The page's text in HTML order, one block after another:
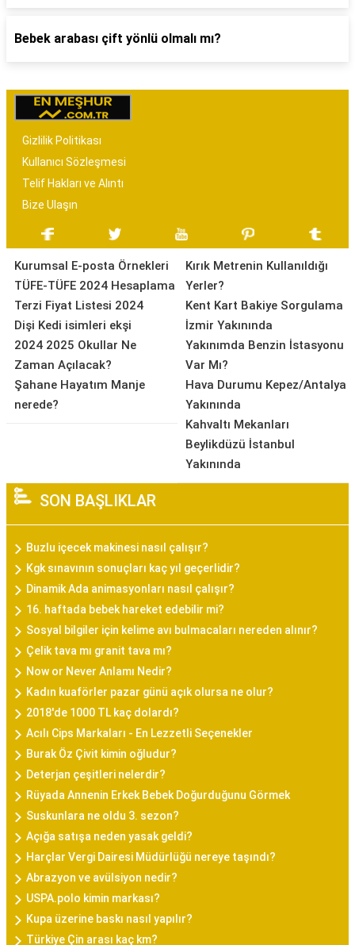
Bebek arabası çift yönlü olmalı mı?
Gizlilik Politikası
Kullanıcı Sözleşmesi
Telif Hakları ve Alıntı
Bize Ulaşın
Kurumsal E-posta Örnekleri
TÜFE-TÜFE 2024 Hesaplama
Terzi Fiyat Listesi 2024
Dişi Kedi isimleri ekşi
2024 2025 Okullar Ne
Zaman Açılacak?
Şahane Hayatım Manje
nerede?
Kırık Metrenin Kullanıldığı
Yerler?
Kent Kart Bakiye Sorgulama
İzmir Yakınında
Yakınımda Benzin İstasyonu
Var Mı?
Hava Durumu Kepez/Antalya
Yakınında
Kahvaltı Mekanları
Beylikdüzü İstanbul
Yakınında
SON BAŞLIKLAR
Buzlu içecek makinesi nasıl çalışır?
Kgk sınavının sonuçları kaç yıl geçerlidir?
Dinamik Ada animasyonları nasıl çalışır?
16. haftada bebek hareket edebilir mi?
Sosyal bilgiler için kelime avı bulmacaları nereden alınır?
Çelik tava mı granit tava mı?
Now or Never Anlamı Nedir?
Kadın kuaförler pazar günü açık olursa ne olur?
2018'de 1000 TL kaç dolardı?
Acılı Cips Markaları - En Lezzetli Seçenekler
Burak Öz Çivit kimin oğludur?
Deterjan çeşitleri nelerdir?
Rüyada Annenin Erkek Bebek Doğurduğunu Görmek
Suskunlara ne oldu 3. sezon?
Açığa satışa neden yasak geldi?
Harçlar Vergi Dairesi Müdürlüğü nereye taşındı?
Abrazyon ve avülsiyon nedir?
USPA.polo kimin markası?
Kupa üzerine baskı nasıl yapılır?
Türkiye Çin arası kaç km?